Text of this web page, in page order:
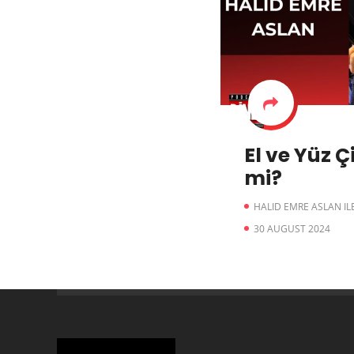
El ve Yüz
mi?
HALID EMRE ASLAN
30 AUGUST 2024